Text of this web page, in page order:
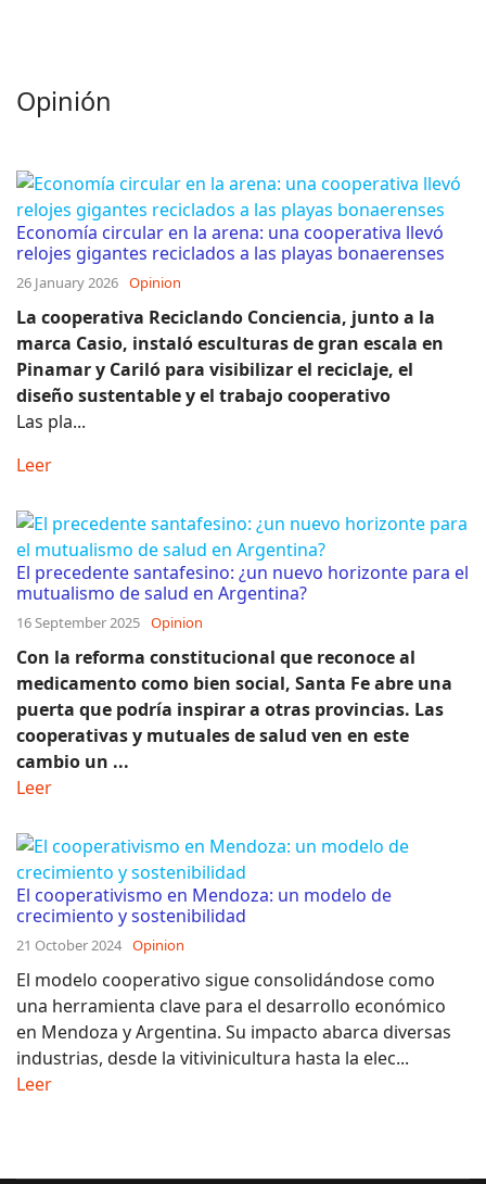
Opinión
Economía circular en la arena: una cooperativa llevó
relojes gigantes reciclados a las playas bonaerenses
26 January 2026 Opinion
La cooperativa Reciclando Conciencia, junto a la
marca Casio, instaló esculturas de gran escala en
Pinamar y Cariló para visibilizar el reciclaje, el
diseño sustentable y el trabajo cooperativo
Las pla...
Leer
El precedente santafesino: ¿un nuevo horizonte para el
mutualismo de salud en Argentina?
16 September 2025 Opinion
Con la reforma constitucional que reconoce al
medicamento como bien social, Santa Fe abre una
puerta que podría inspirar a otras provincias. Las
cooperativas y mutuales de salud ven en este
cambio un ...
Leer
El cooperativismo en Mendoza: un modelo de
crecimiento y sostenibilidad
21 October 2024 Opinion
El modelo cooperativo sigue consolidándose como
una herramienta clave para el desarrollo económico
en Mendoza y Argentina. Su impacto abarca diversas
industrias, desde la vitivinicultura hasta la elec...
Leer